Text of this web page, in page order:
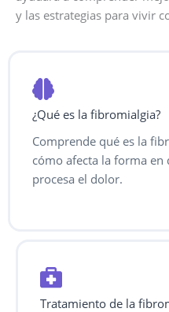
y las estrategias para vivir
¿Qué es la fibromialgia?
Comprende qué es la
cómo afecta la forma en
procesa el dolor.
Tratamiento de la